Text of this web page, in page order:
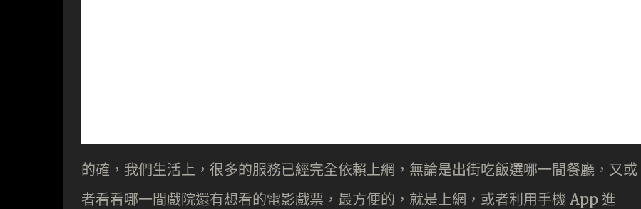
的確，我們生活上，很多的服務已經完全依賴上網，無論是出街吃飯選哪一間餐廳，又或
者看看哪一間戲院還有想看的電影戲票，最方便的，就是上網，或者利用手機 App 進